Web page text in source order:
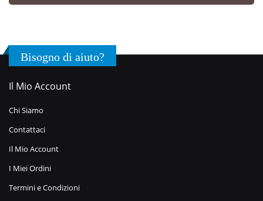
Bisogno di aiuto?
Il Mio Account
Chi Siamo
Contattaci
Il Mio Account
I Miei Ordini
Termini e Condizioni